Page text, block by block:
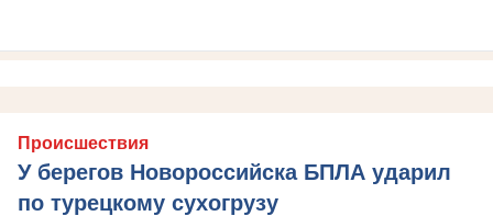
Происшествия
У берегов Новороссийска БПЛА ударил
по турецкому сухогрузу